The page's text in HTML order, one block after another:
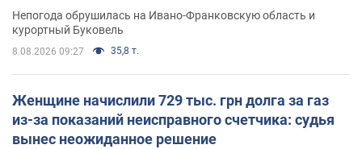
Непогода обрушилась на Ивано-Франковскую область и
курортный Буковель
8.08.2026 09:27 35,8 т.
Женщине начислили 729 тыс. грн долга за газ
из-за показаний неисправного счетчика: судья
вынес неожиданное решение